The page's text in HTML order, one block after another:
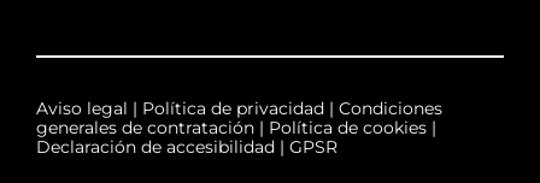
Aviso legal | Política de privacidad | Condiciones
generales de contratación| Política de cookies|
Declaración de accesibilidad | GPSR